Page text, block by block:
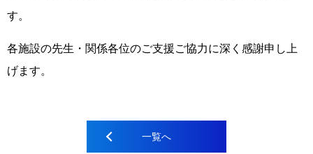
す。
各施設の先生・関係各位のご支援ご協力に深く感謝申し上
げます。
一覧へ